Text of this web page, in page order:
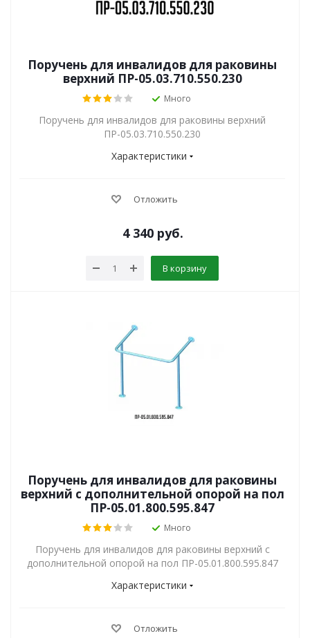
Поручень для инвалидов для раковины
верхний ПР-05.03.710.550.230
Много
Поручень для инвалидов для раковины верхний
ПР-05.03.710.550.230
Характеристики
Отложить
4 340руб.
В корзину
Поручень для инвалидов для раковины
верхний с дополнительной опорой на пол
ПР-05.01.800.595.847
Много
Поручень для инвалидов для раковины верхний с
дополнительной опорой на пол ПР-05.01.800.595.847
Характеристики
Отложить